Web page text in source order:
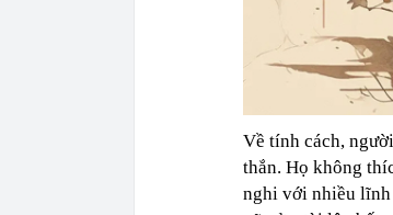
Về tính cách,
thắn. Họ không
nghi với nhiều lĩnh